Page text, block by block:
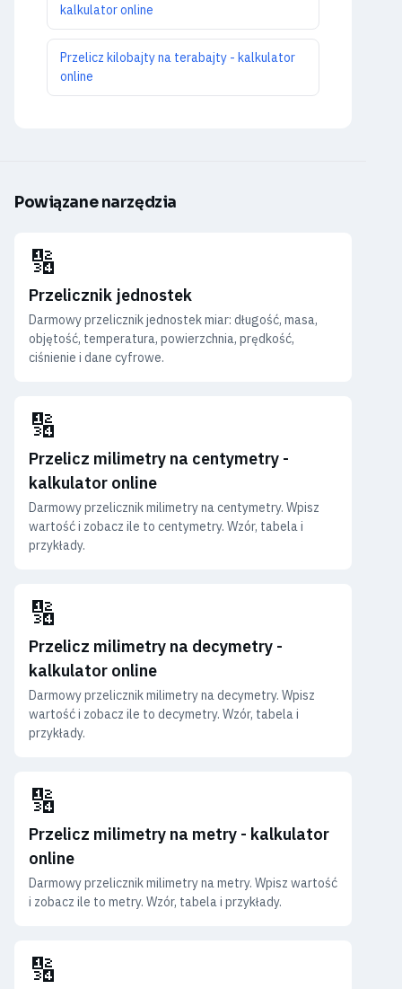
kalkulator online
Przelicz kilobajty na terabajty - kalkulator
online
Powiązane narzędzia
🔢
Przelicznik jednostek
Darmowy przelicznik jednostek miar: długość, masa,
objętość, temperatura, powierzchnia, prędkość,
ciśnienie i dane cyfrowe.
🔢
Przelicz milimetry na centymetry -
kalkulator online
Darmowy przelicznik milimetry na centymetry. Wpisz
wartość i zobacz ile to centymetry. Wzór, tabela i
przykłady.
🔢
Przelicz milimetry na decymetry -
kalkulator online
Darmowy przelicznik milimetry na decymetry. Wpisz
wartość i zobacz ile to decymetry. Wzór, tabela i
przykłady.
🔢
Przelicz milimetry na metry - kalkulator
online
Darmowy przelicznik milimetry na metry. Wpisz wartość
i zobacz ile to metry. Wzór, tabela i przykłady.
🔢